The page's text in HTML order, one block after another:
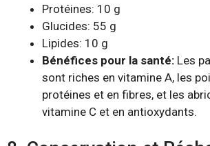
Protéines: 10 g
Glucides: 55 g
Lipides: 10 g
Bénéfices pour la santé: Les
sont riches en vitamine A, les
protéines et en fibres, et les
vitamine C et en antioxydants.